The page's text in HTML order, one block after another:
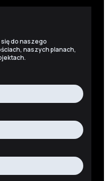
do naszego
naszych planach,